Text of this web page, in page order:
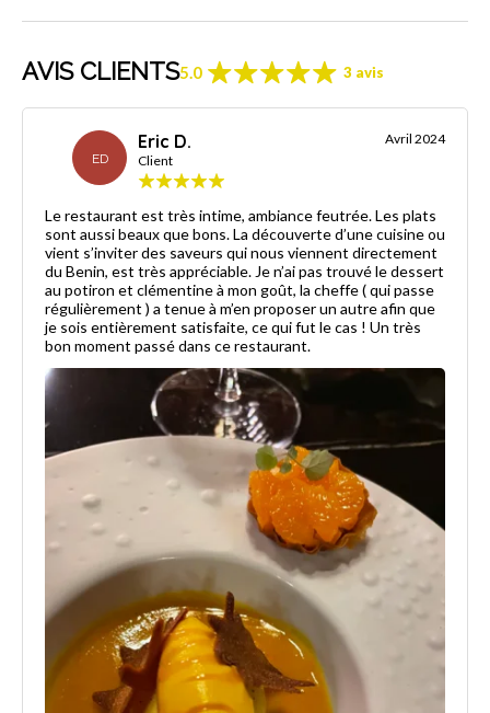
AVIS CLIENTS5.0 3 avis
ED
Eric D.
Client
Avril 2024
Le restaurant est très intime, ambiance feutrée. Les plats
sont aussi beaux que bons. La découverte d’une cuisine ou
vient s’inviter des saveurs qui nous viennent directement
du Benin, est très appréciable. Je n’ai pas trouvé le dessert
au potiron et clémentine à mon goût, la cheffe ( qui passe
régulièrement ) a tenue à m’en proposer un autre afin que
je sois entièrement satisfaite, ce qui fut le cas ! Un très
bon moment passé dans ce restaurant.